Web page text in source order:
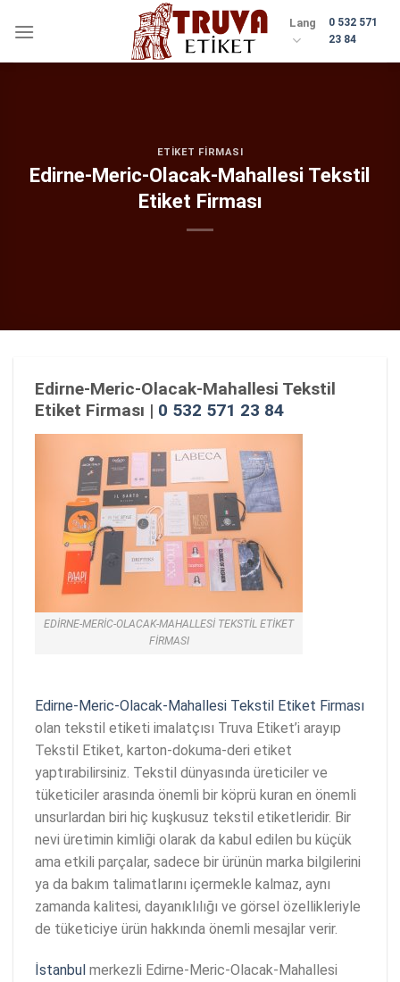
Lang
0 532 571
23 84
ETIKET FIRMASI
Edirne-Meric-Olacak-Mahallesi Tekstil
Etiket Firması
Edirne-Meric-Olacak-Mahallesi Tekstil
Etiket Firması | 0 532 571 23 84
EDIRNE-MERIC-OLACAK-MAHALLESI TEKSTIL ETIKET
FIRMASI
Edirne-Meric-Olacak-Mahallesi Tekstil Etiket Firması
olan tekstil etiketi imalatçısı Truva Etiket’i arayıp
Tekstil Etiket, karton-dokuma-deri etiket
yaptırabilirsiniz. Tekstil dünyasında üreticiler ve
tüketiciler arasında önemli bir köprü kuran en önemli
unsurlardan biri hiç kuşkusuz tekstil etiketleridir. Bir
nevi üretimin kimliği olarak da kabul edilen bu küçük
ama etkili parçalar, sadece bir ürünün marka bilgilerini
ya da bakım talimatlarını içermekle kalmaz, aynı
zamanda kalitesi, dayanıklılığı ve görsel özellikleriyle
de tüketiciye ürün hakkında önemli mesajlar verir.
İstanbul merkezli Edirne-Meric-Olacak-Mahallesi